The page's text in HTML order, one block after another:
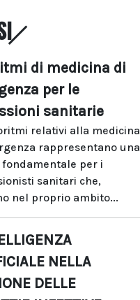
di medicina di
per le
sanitarie
relativi alla medicina
rappresentano una
fondamentale per i
sanitari che,
nel proprio ambito...
NELLA
DELLE